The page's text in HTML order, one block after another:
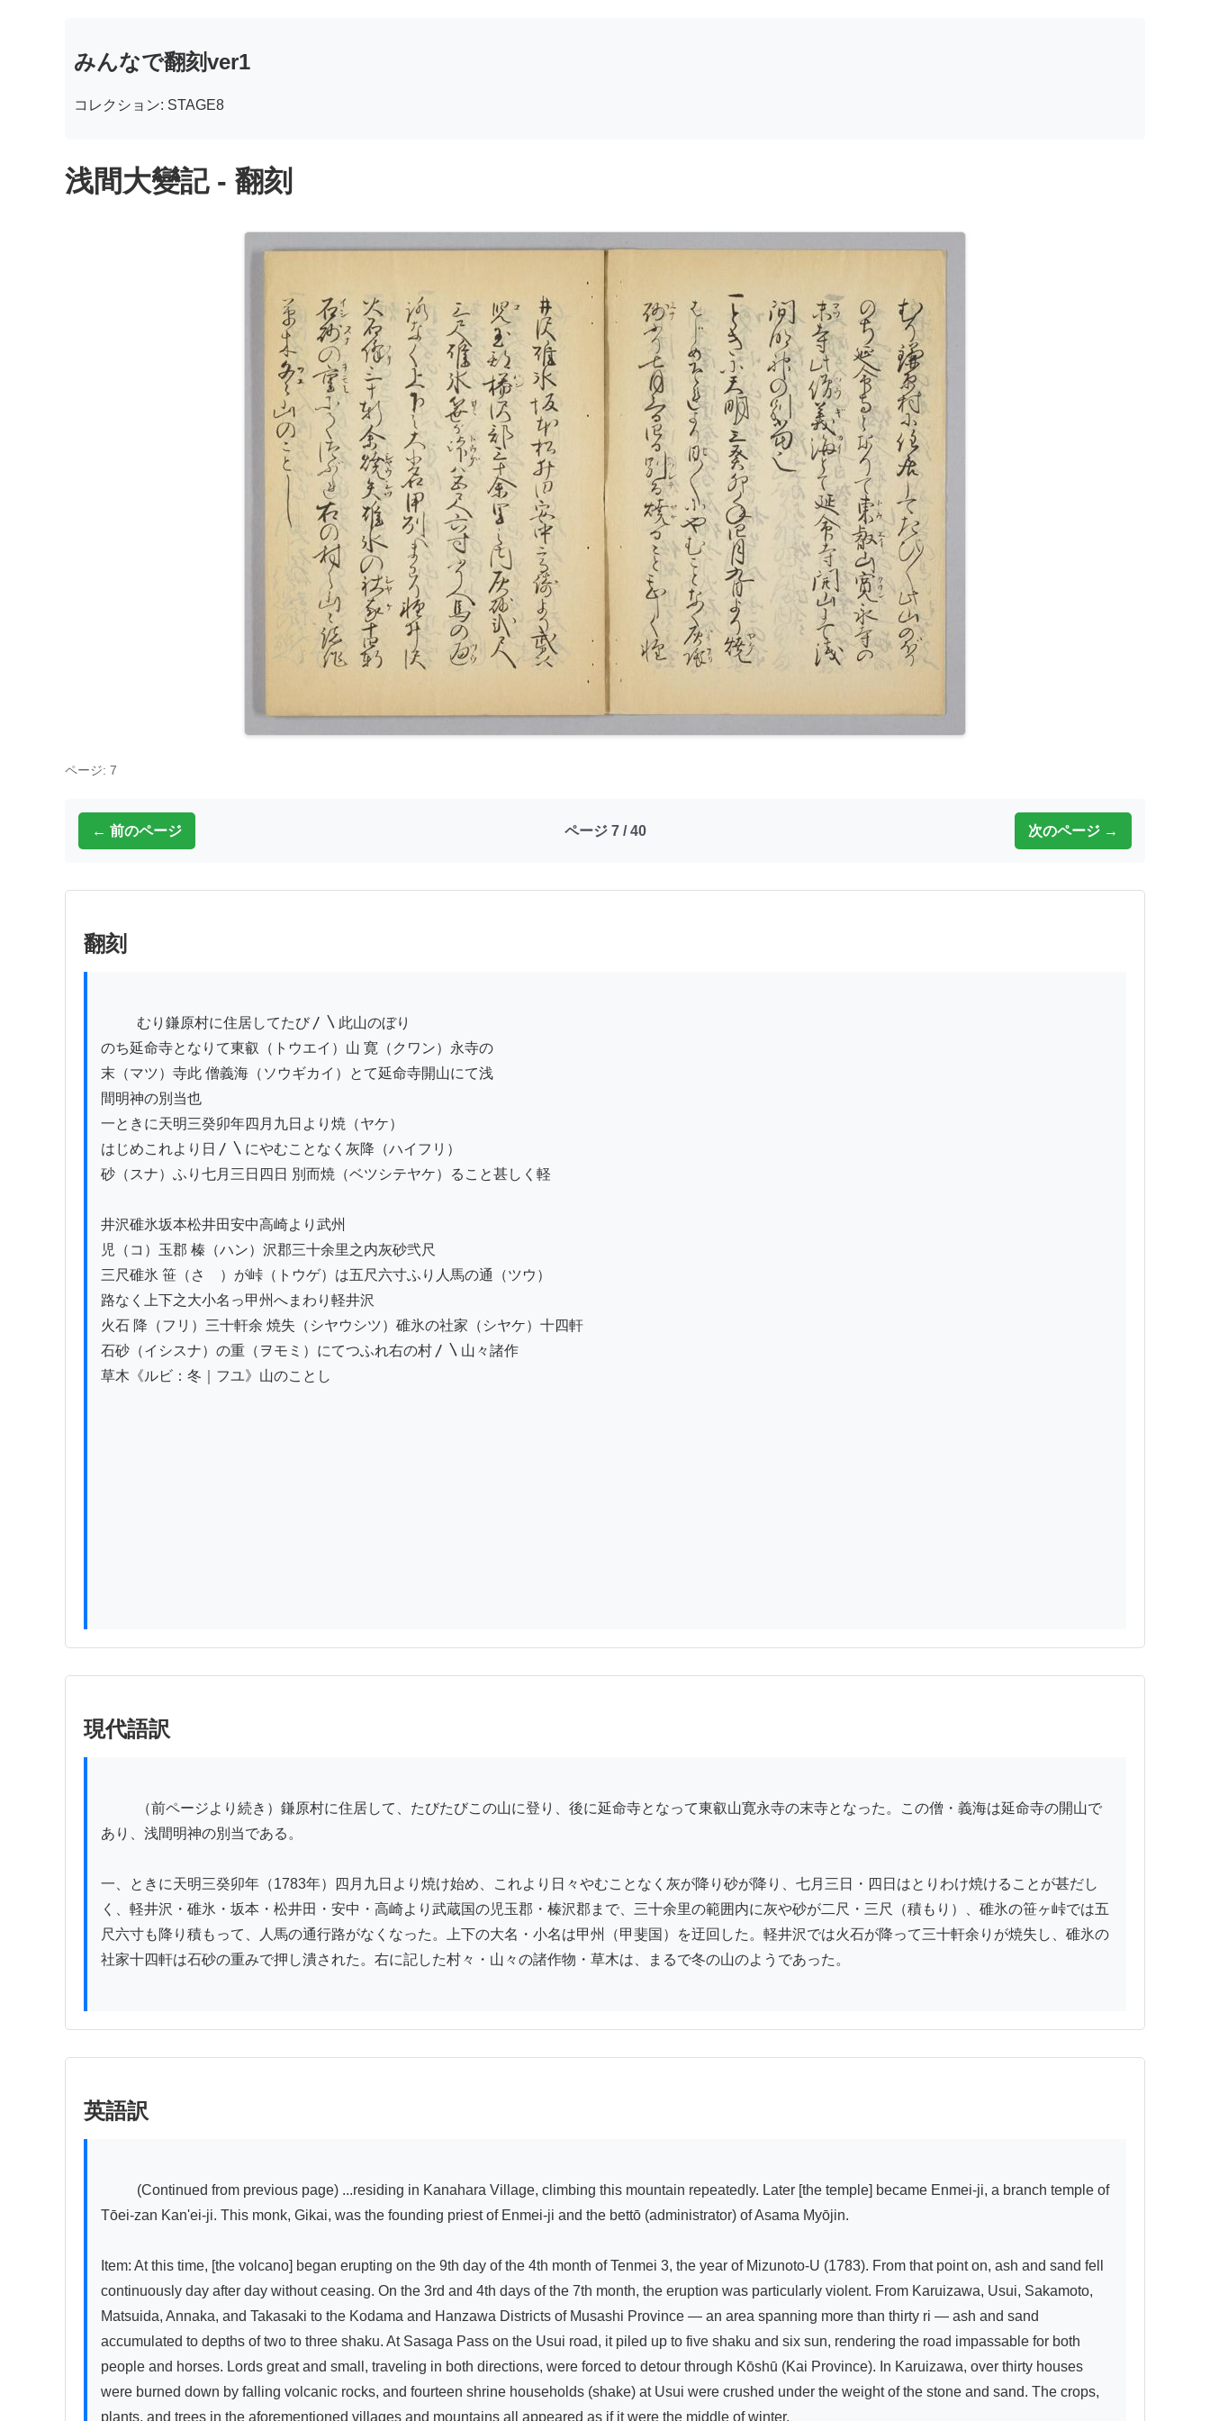
みんなで翻刻ver1
コレクション: STAGE8
浅間大變記 - 翻刻
ページ: 7
← 前のページ ページ 7 / 40 次のページ →
翻刻
のち延命寺となりて東叡（トウエイ）山 寛（クワン）永寺の
末（マツ）寺此 僧義海（ソウギカイ）とて延命寺開山にて浅
間明神の別当也
一ときに天明三癸卯年四月九日より焼（ヤケ）
はじめこれより日〳〵にやむことなく灰降（ハイフリ）
砂（スナ）ふり七月三日四日 別而焼（ベツシテヤケ）ること甚しく軽
井沢碓氷坂本松井田安中高崎より武州
児（コ）玉郡 榛（ハン）沢郡三十余里之内灰砂弐尺
三尺碓氷 笹（さゝ）が峠（トウゲ）は五尺六寸ふり人馬の通（ツウ）
路なく上下之大小名っ甲州へまわり軽井沢
火石 降（フリ）三十軒余 焼失（シヤウシツ）碓氷の社家（シヤケ）十四軒
石砂（イシスナ）の重（ヲモミ）にてつふれ右の村〳〵山々諸作
草木《ルビ：冬｜フユ》山のことし
現代語訳
あり、浅間明神の別当である。
一、ときに天明三癸卯年（1783年）四月九日より焼け始め、これより日々やむことなく灰が降り砂が降り、七月三日・四日はとりわけ焼けることが甚だし
く、軽井沢・碓氷・坂本・松井田・安中・高崎より武蔵国の児玉郡・榛沢郡まで、三十余里の範囲内に灰や砂が二尺・三尺（積もり）、碓氷の笹ヶ峠では五
尺六寸も降り積もって、人馬の通行路がなくなった。上下の大名・小名は甲州（甲斐国）を迂回した。軽井沢では火石が降って三十軒余りが焼失し、碓氷の
社家十四軒は石砂の重みで押し潰された。右に記した村々・山々の諸作物・草木は、まるで冬の山のようであった。
英語訳
Tōei-zan Kan'ei-ji. This monk, Gikai, was the founding priest of Enmei-ji and the bettō (administrator) of Asama Myōjin.
Item: At this time, [the volcano] began erupting on the 9th day of the 4th month of Tenmei 3, the year of Mizunoto-U (1783). From that point on, ash and sand fell
continuously day after day without ceasing. On the 3rd and 4th days of the 7th month, the eruption was particularly violent. From Karuizawa, Usui, Sakamoto,
Matsuida, Annaka, and Takasaki to the Kodama and Hanzawa Districts of Musashi Province — an area spanning more than thirty ri — ash and sand
accumulated to depths of two to three shaku. At Sasaga Pass on the Usui road, it piled up to five shaku and six sun, rendering the road impassable for both
people and horses. Lords great and small, traveling in both directions, were forced to detour through Kōshū (Kai Province). In Karuizawa, over thirty houses
were burned down by falling volcanic rocks, and fourteen shrine households (shake) at Usui were crushed under the weight of the stone and sand. The crops,
plants, and trees in the aforementioned villages and mountains all appeared as if it were the middle of winter.